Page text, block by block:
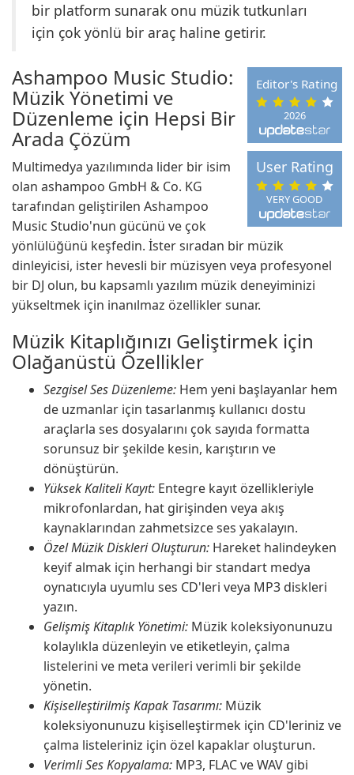
bir platform sunarak onu müzik tutkunları
için çok yönlü bir araç haline getirir.
2026
Editor's Rating
VERY GOOD
User Rating
Ashampoo Music Studio:
Müzik Yönetimi ve
Düzenleme için Hepsi Bir
Arada Çözüm
Multimedya yazılımında lider bir isim
olan ashampoo GmbH & Co. KG
tarafından geliştirilen Ashampoo
Music Studio'nun gücünü ve çok
yönlülüğünü keşfedin. İster sıradan bir müzik
dinleyicisi, ister hevesli bir müzisyen veya profesyonel
bir DJ olun, bu kapsamlı yazılım müzik deneyiminizi
yükseltmek için inanılmaz özellikler sunar.
Müzik Kitaplığınızı Geliştirmek için
Olağanüstü Özellikler
Sezgisel Ses Düzenleme: Hem yeni başlayanlar hem
de uzmanlar için tasarlanmış kullanıcı dostu
araçlarla ses dosyalarını çok sayıda formatta
sorunsuz bir şekilde kesin, karıştırın ve
dönüştürün.
Yüksek Kaliteli Kayıt: Entegre kayıt özellikleriyle
mikrofonlardan, hat girişinden veya akış
kaynaklarından zahmetsizce ses yakalayın.
Özel Müzik Diskleri Oluşturun: Hareket halindeyken
keyif almak için herhangi bir standart medya
oynatıcıyla uyumlu ses CD'leri veya MP3 diskleri
yazın.
Gelişmiş Kitaplık Yönetimi: Müzik koleksiyonunuzu
kolaylıkla düzenleyin ve etiketleyin, çalma
listelerini ve meta verileri verimli bir şekilde
yönetin.
Kişiselleştirilmiş Kapak Tasarımı: Müzik
koleksiyonunuzu kişiselleştirmek için CD'leriniz ve
çalma listeleriniz için özel kapaklar oluşturun.
Verimli Ses Kopyalama: MP3, FLAC ve WAV gibi